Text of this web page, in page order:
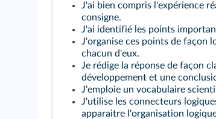
J'ai bien compris l'expérience
consigne.
J'ai identifié les points
J'organise ces points de façon
chacun d'eux.
Je rédige la réponse de façon
développement et une
J'emploie un vocabulaire
J'utilise les connecteurs
apparaitre l'organisation